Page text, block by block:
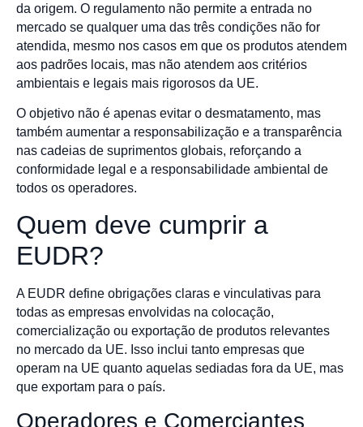
da origem. O regulamento não permite a entrada no
mercado se qualquer uma das três condições não for
atendida, mesmo nos casos em que os produtos atendem
aos padrões locais, mas não atendem aos critérios
ambientais e legais mais rigorosos da UE.
O objetivo não é apenas evitar o desmatamento, mas
também aumentar a responsabilização e a transparência
nas cadeias de suprimentos globais, reforçando a
conformidade legal e a responsabilidade ambiental de
todos os operadores.
Quem deve cumprir a
EUDR?
A EUDR define obrigações claras e vinculativas para
todas as empresas envolvidas na colocação,
comercialização ou exportação de produtos relevantes
no mercado da UE. Isso inclui tanto empresas que
operam na UE quanto aquelas sediadas fora da UE, mas
que exportam para o país.
Operadores e Comerciantes